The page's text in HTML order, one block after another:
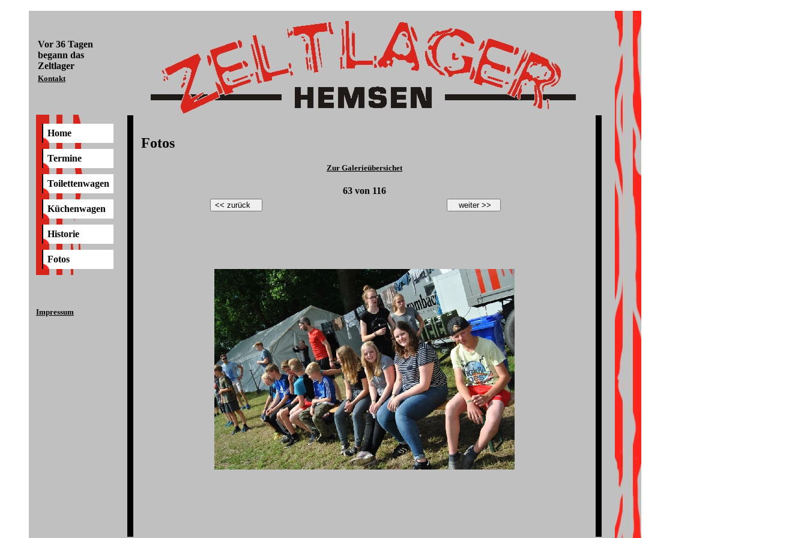
Vor 36 Tagen
begann das
Zeltlager
Kontakt
Home
Termine
Toilettenwagen
Küchenwagen
Historie
Fotos
Impressum
Fotos
Zur Galerieübersichet
63 von 116